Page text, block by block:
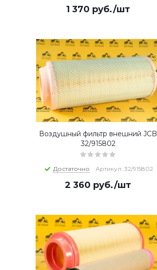
1 370 руб./шт
Воздушный фильтр внешний JCB
32/915802
Достаточно Артикул: 32/915802
2 360 руб./шт